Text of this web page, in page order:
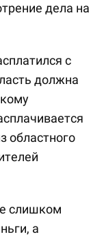
дела на
с
должна
областного
слишком
а